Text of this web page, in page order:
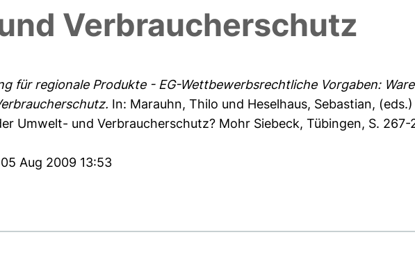
Verbraucherschutz
für regionale Produkte - EG-Wettbewerbsrechtliche Vorgaben:
In: Marauhn, Thilo und Heselhaus, Sebastian,
Umwelt- und Verbraucherschutz? Mohr Siebeck, Tübingen, S. 267-
Aug 2009 13:53